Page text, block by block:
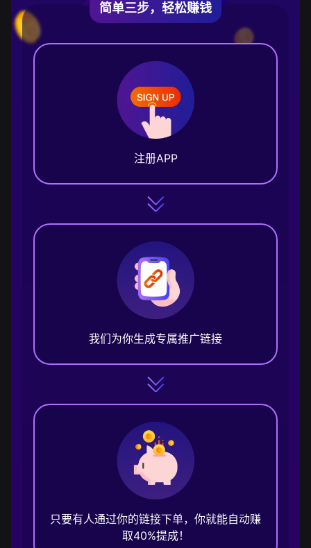
简单三步，轻松赚钱
注册APP
我们为你生成专属推广链接
只要有人通过你的链接下单，你就能自动赚
取40%提成！